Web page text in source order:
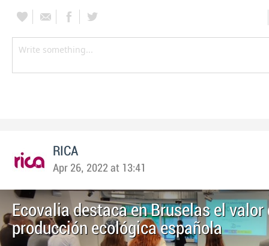
RICA
Apr 26, 2022 at 13:41
Ecovalia destaca en Bruselas el valor
producción ecológica española